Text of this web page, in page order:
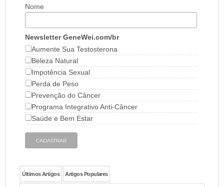
Nome
Newsletter GeneWei.com/br
Aumente Sua Testosterona
Beleza Natural
Impotência Sexual
Perda de Peso
Prevenção do Câncer
Programa Integrativo Anti-Câncer
Saúde e Bem Estar
Últimos Artigos Artigos Populares